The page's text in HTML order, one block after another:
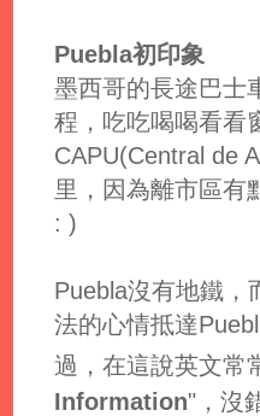
Puebla初印象
墨西哥的長途巴士
程，吃吃喝喝看看
CAPU(Central de
里，因為離市區有
: )
Puebla沒有地鐵，
法的心情抵達
過，在這說英文常
Information"，沒